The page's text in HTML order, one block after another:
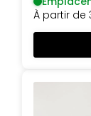
À partir de